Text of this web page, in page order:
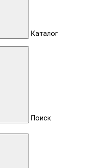
Каталог
Поиск